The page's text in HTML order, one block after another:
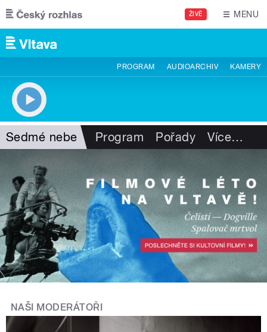
Přejít k hlavnímu obsahu
ŽIVĚ MENU
PROGRAM AUDIOARCHIV KAMERY
Sedmé nebe Program Pořady Více…
NAŠI MODERÁTOŘI